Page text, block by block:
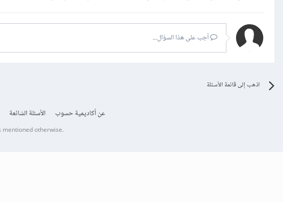
أجب على هذا السؤال...
اذهب إلى قائمة الأسئلة
عن أكاديمية حسوب الأسئلة الشائعة
otherwise.